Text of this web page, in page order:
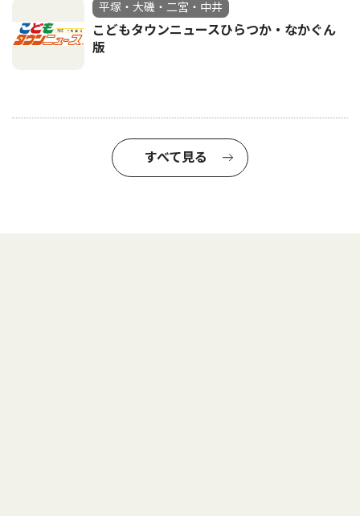
平塚・大磯・二宮・中井
こどもタウンニュースひらつか・なかぐん
版
すべて見る